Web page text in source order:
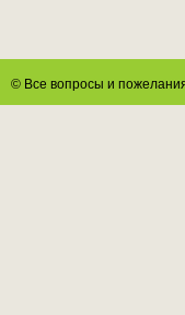
© Все вопросы и